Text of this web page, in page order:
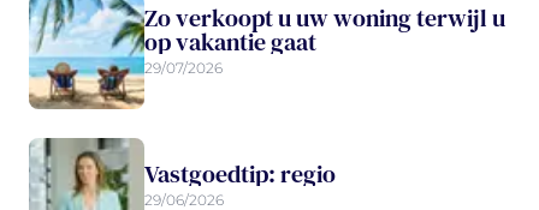
Zo verkoopt u uw woning terwijl u
op vakantie gaat
29/07/2026
Vastgoedtip: regio
29/06/2026